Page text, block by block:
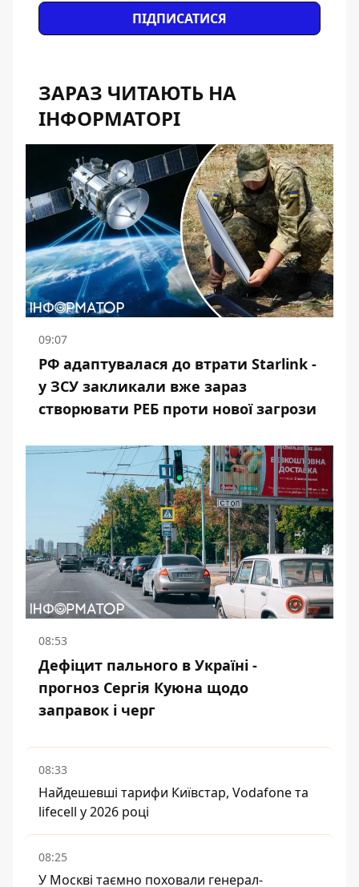
ПІДПИСАТИСЯ
ЗАРАЗ ЧИТАЮТЬ НА
ІНФОРМАТОРІ
09:07
РФ адаптувалася до втрати Starlink -
у ЗСУ закликали вже зараз
створювати РЕБ проти нової загрози
08:53
Дефіцит пального в Україні -
прогноз Сергія Куюна щодо
заправок і черг
08:33
Найдешевші тарифи Київстар, Vodafone та
lifecell у 2026 році
08:25
У Москві таємно поховали генерал-